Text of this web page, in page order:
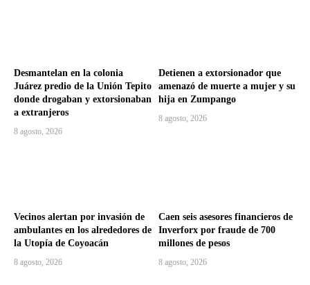
Desmantelan en la colonia
Juárez predio de la Unión Tepito
donde drogaban y extorsionaban
a extranjeros
8 agosto, 2026
Detienen a extorsionador que
amenazó de muerte a mujer y su
hija en Zumpango
8 agosto, 2026
Vecinos alertan por invasión de
ambulantes en los alrededores de
la Utopía de Coyoacán
8 agosto, 2026
Caen seis asesores financieros de
Inverforx por fraude de 700
millones de pesos
8 agosto, 2026